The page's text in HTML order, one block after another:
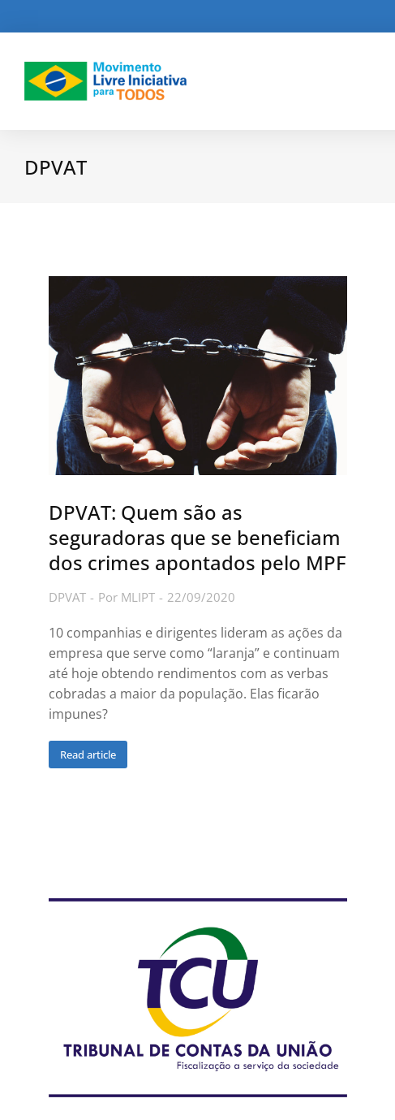
DPVAT
DPVAT: Quem são as
seguradoras que se beneficiam
dos crimes apontados pelo MPF
DPVAT Por MLIPT 22/09/2020
10 companhias e dirigentes lideram as ações da
empresa que serve como “laranja” e continuam
até hoje obtendo rendimentos com as verbas
cobradas a maior da população. Elas ficarão
impunes?
Read article